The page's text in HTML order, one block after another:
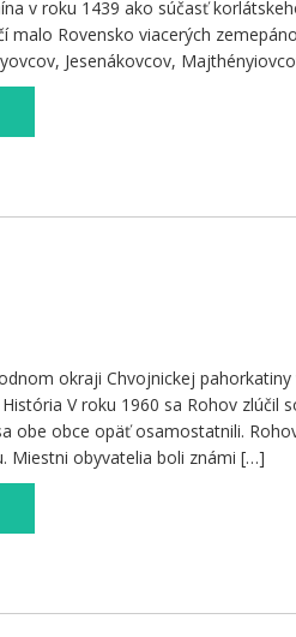
v roku 1439 ako súčasť
malo Rovensko viacerých
Jesenákovcov,
okraji Chvojnickej
V roku 1960 sa Rohov zlúčil
obe obce opäť osamostatnili.
Miestni obyvatelia boli známi […]